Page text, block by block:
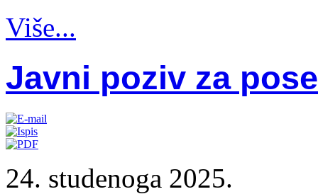
Više...
Javni poziv za
24. studenoga 2025.